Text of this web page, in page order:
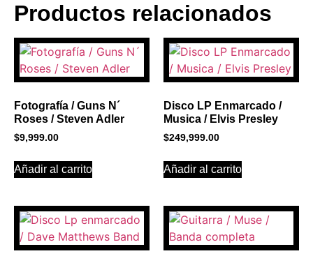
BANNER CON
PROMOCIONES 1
Click Here
Productos relacionados
Fotografía / Guns N´
Roses / Steven Adler
$9,999.00
Añadir al carrito
Disco LP Enmarcado /
Musica / Elvis Presley
$249,999.00
Añadir al carrito